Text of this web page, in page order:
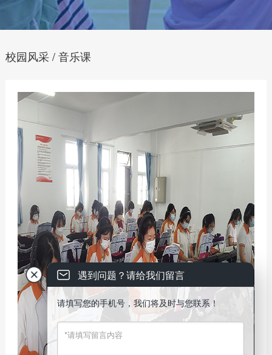
校园风采 / 音乐课
遇到问题？请给我们留言
请填写您的手机号，我们将及时与您联系！